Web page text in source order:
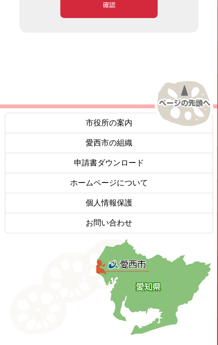
確認
市役所の案内
愛西市の組織
申請書ダウンロード
ホームページについて
個人情報保護
お問い合わせ